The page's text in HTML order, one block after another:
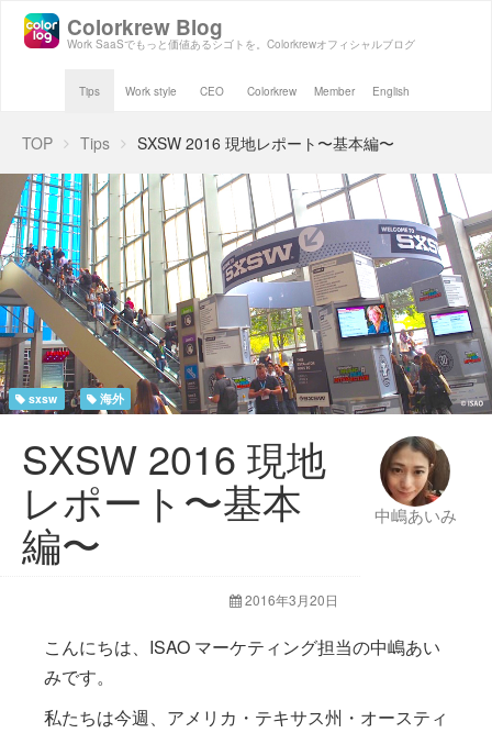
Work SaaSでもっと価値あるシゴトを。Colorkrewオフィシャルブログ
Colorkrew Blog
Tips Work style CEO Colorkrew Member English
TOP Tips SXSW 2016 現地レポート〜基本編〜
sxsw 海外
SXSW 2016 現地
レポート〜基本
編〜
2016年3月20日
中嶋あいみ
こんにちは、ISAO マーケティング担当の中嶋あい
みです。
私たちは今週、アメリカ・テキサス州・オースティ